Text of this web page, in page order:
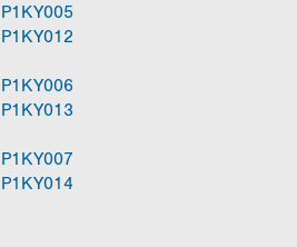
P1KY005
P1KY012
P1KY006
P1KY013
P1KY007
P1KY014